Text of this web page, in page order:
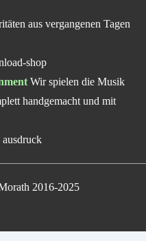
aus vergangenen Tagen
shop
Wir spielen die Musik
handgemacht und mit
ausdruck
2016-2025